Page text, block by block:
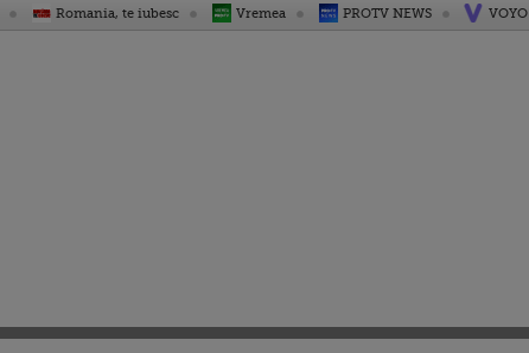
Romania, te iubesc Vremea PROTV NEWS VOYO